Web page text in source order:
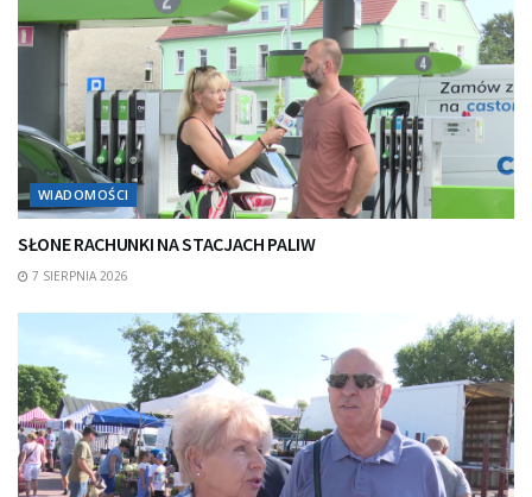
WIADOMOŚCI
SŁONE RACHUNKI NA STACJACH PALIW
7 SIERPNIA 2026